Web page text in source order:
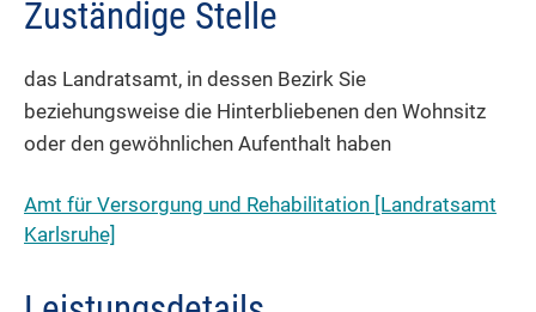
Zuständige Stelle
das Landratsamt, in dessen Bezirk Sie
beziehungsweise die Hinterbliebenen den Wohnsitz
oder den gewöhnlichen Aufenthalt haben
Amt für Versorgung und Rehabilitation [Landratsamt
Karlsruhe]